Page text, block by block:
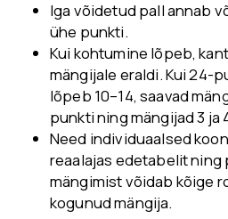
Iga võidetud pall annab
ühe punkti.
Kui kohtumine lõpeb,
mängijale eraldi. Kui 24-
lõpeb 10–14, saavad
punkti ning mängijad 3 ja
Need individuaalsed
reaalajas edetabelit ning
mängimist võidab kõige
kogunud mängija.